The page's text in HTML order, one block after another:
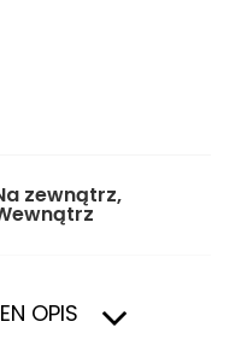
zewnątrz,
OPIS